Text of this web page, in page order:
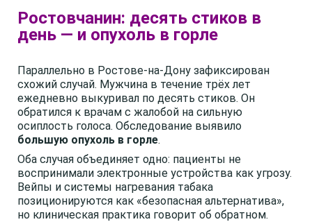
Ростовчанин: десять стиков в
день — и опухоль в горле
Параллельно в Ростове-на-Дону зафиксирован
схожий случай. Мужчина в течение трёх лет
ежедневно выкуривал по десять стиков. Он
обратился к врачам с жалобой на сильную
осиплость голоса. Обследование выявило
большую опухоль в горле.
Оба случая объединяет одно: пациенты не
воспринимали электронные устройства как угрозу.
Вейпы и системы нагревания табака
позиционируются как «безопасная альтернатива»,
но клиническая практика говорит об обратном.